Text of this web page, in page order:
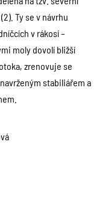
Ty se v návrhu
v rákosí –
moly dovolí bližší
zrenovuje se
stabiliářem a